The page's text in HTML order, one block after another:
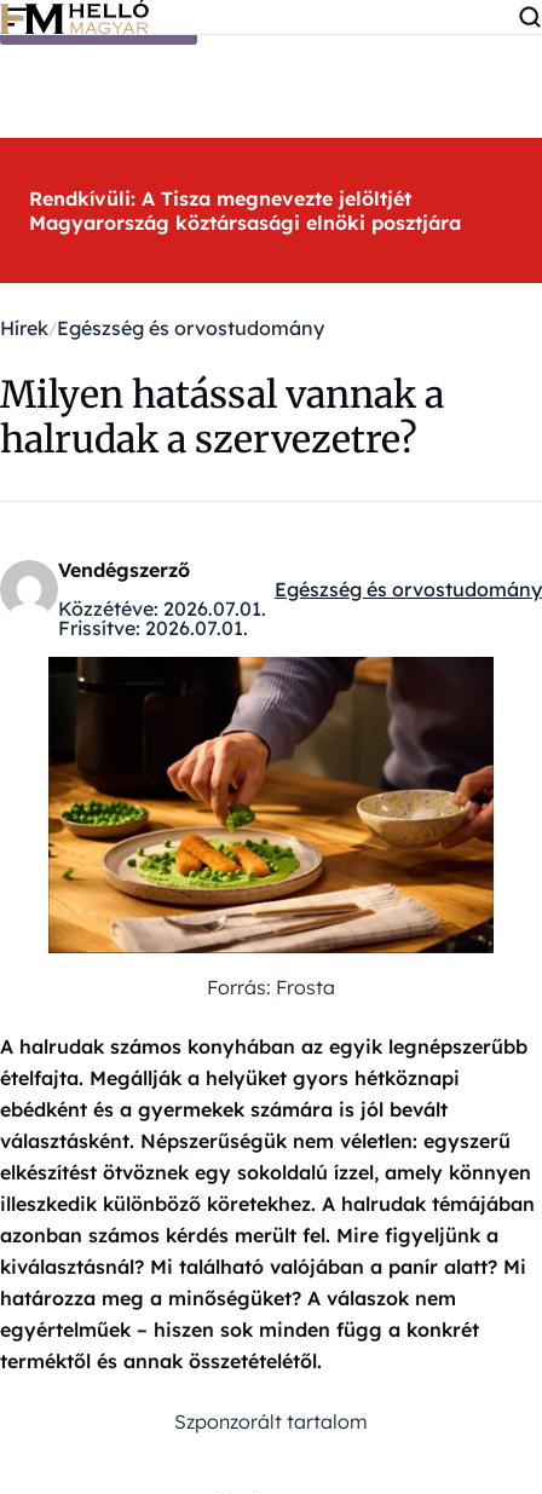
Ugrás a tartalomra
Rendkívüli: A Tisza megnevezte jelöltjét
Magyarország köztársasági elnöki posztjára
Hírek Egészség és orvostudomány
Milyen hatással vannak a
halrudak a szervezetre?
Vendégszerző
Közzétéve: 2026.07.01.
Frissítve: 2026.07.01.
Kategóriák:
Egészség és orvostudomány
Forrás: Frosta
A halrudak számos konyhában az egyik legnépszerűbb
ételfajta. Megállják a helyüket gyors hétköznapi
ebédként és a gyermekek számára is jól bevált
választásként. Népszerűségük nem véletlen: egyszerű
elkészítést ötvöznek egy sokoldalú ízzel, amely könnyen
illeszkedik különböző köretekhez. A halrudak témájában
azonban számos kérdés merült fel. Mire figyeljünk a
kiválasztásnál? Mi található valójában a panír alatt? Mi
határozza meg a minőségüket? A válaszok nem
egyértelműek – hiszen sok minden függ a konkrét
terméktől és annak összetételétől.
Szponzorált tartalom